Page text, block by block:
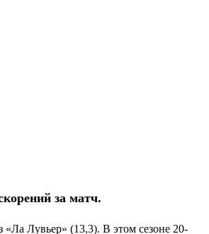
за матч.
Лувьер» (13,3). В этом сезоне 20-